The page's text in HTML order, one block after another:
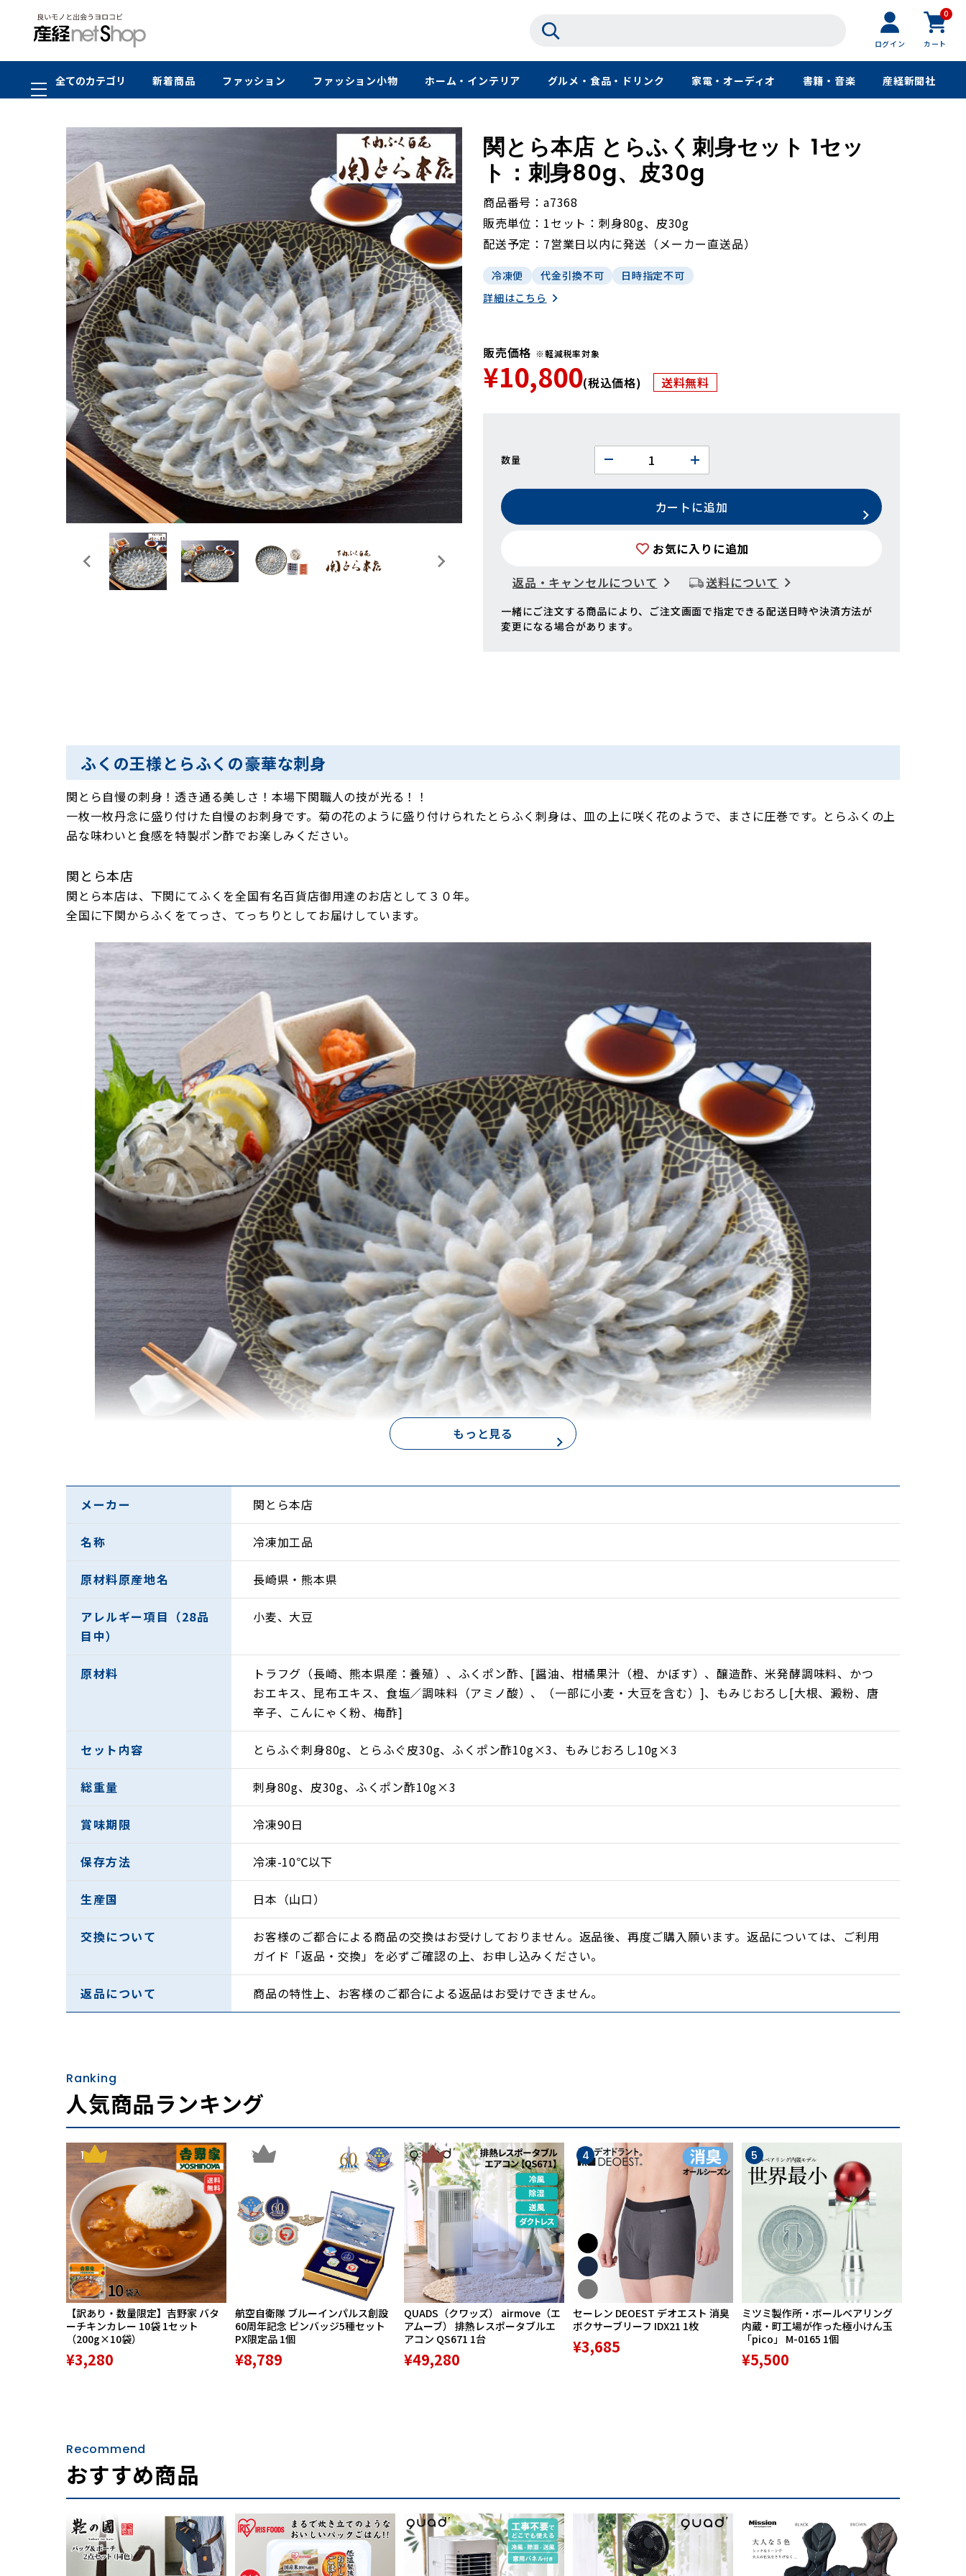
ログイン
0
カート
全てのカテゴリ 新着商品 ファッション ファッション小物 ホーム・インテリア グルメ・食品・ドリンク 家電・オーディオ 書籍・音楽 産経新聞社
関とら本店 とらふく刺身セット 1セッ
ト：刺身80g、皮30g
商品番号
a7368
販売単位
1セット：刺身80g、皮30g
配送予定
7営業日以内に発送（メーカー直送品）
冷凍便 代金引換不可
日時指定不可
詳細はこちら
販売価格 ※軽減税率対象
¥10,800(税込価格) 送料無料
数量
カートに追加
お気に入りに追加
返品・キャンセルについて
送料について
一緒にご注文する商品により、ご注文画面で指定できる配送日時や決済方法が
変更になる場合があります。
ふくの王様とらふくの豪華な刺身
関とら自慢の刺身！透き通る美しさ！本場下関職人の技が光る！！
一枚一枚丹念に盛り付けた自慢のお刺身です。菊の花のように盛り付けられたとらふく刺身は、皿の上に咲く花のようで、まさに圧巻です。とらふくの上
品な味わいと食感を特製ポン酢でお楽しみください。
関とら本店
関とら本店は、下関にてふくを全国有名百貨店御用達のお店として３０年。
全国に下関からふくをてっさ、てっちりとしてお届けしています。
もっと見る
メーカー 関とら本店
名称 冷凍加工品
原材料原産地名 長崎県・熊本県
アレルギー項目（28品
目中）
小麦、大豆
原材料
トラフグ（長崎、熊本県産：養殖）、ふくポン酢、[醤油、柑橘果汁（橙、かぼす）、醸造酢、米発酵調味料、かつ
おエキス、昆布エキス、食塩／調味料（アミノ酸）、（一部に小麦・大豆を含む）]、もみじおろし[大根、澱粉、唐
辛子、こんにゃく粉、梅酢]
セット内容 とらふぐ刺身80g、とらふぐ皮30g、ふくポン酢10g×3、もみじおろし10g×3
総重量 刺身80g、皮30g、ふくポン酢10g×3
賞味期限 冷凍90日
保存方法 冷凍-10℃以下
生産国 日本（山口）
交換について
お客様のご都合による商品の交換はお受けしておりません。返品後、再度ご購入願います。返品については、ご利用
ガイド「返品・交換」を必ずご確認の上、お申し込みください。
返品について 商品の特性上、お客様のご都合による返品はお受けできません。
Ranking
人気商品ランキング
1
【訳あり・数量限定】吉野家 バタ
ーチキンカレー 10袋 1セット
（200g×10袋）
¥3,280
2
航空自衛隊 ブルーインパルス創設
60周年記念 ピンバッジ5種セット
PX限定品 1個
¥8,789
3
QUADS（クワッズ） airmove（エ
アムーブ） 排熱レスポータブルエ
アコン QS671 1台
¥49,280
4
セーレン DEOEST デオエスト 消臭
ボクサーブリーフ IDX21 1枚
¥3,685
5
ミツミ製作所・ボールベアリング
内蔵・町工場が作った極小けん玉
「pico」 M-0165 1個
¥5,500
Recommend
おすすめ商品